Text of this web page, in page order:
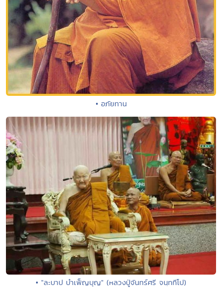
• อภัยทาน
• "ละบาป บำเพ็ญบุญ" (หลวงปู่จันทร์ศรี จนฺททีโป)